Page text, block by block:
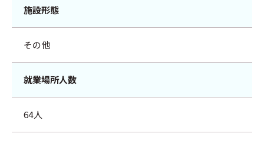
施設形態
その他
就業場所人数
64人